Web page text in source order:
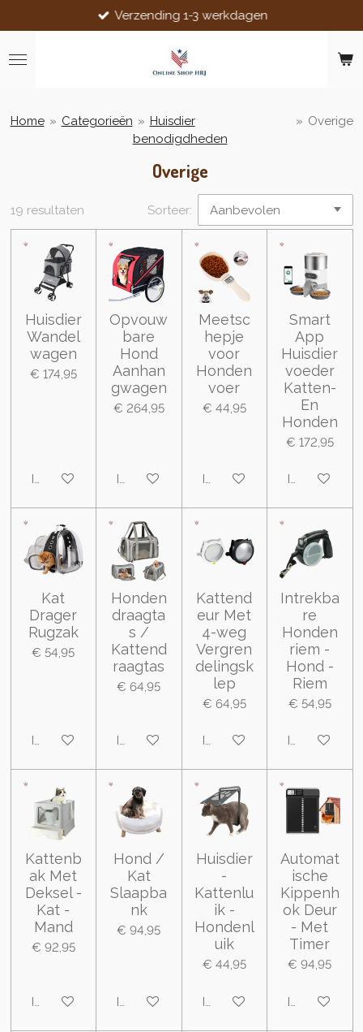
direct
naar
de
Verzending 1-3 werkdagen
Home » Categorieën » Huisdier
benodigdheden
» Overige
Overige
19 resultaten Sorteer:
Huisdier
Wandel
wagen
€ 174,95
In winkelwagen
Opvouw
bare
Hond
Aanhan
gwagen
€ 264,95
In winkelwagen
Meetsc
hepje
voor
Honden
voer
€ 44,95
In winkelwagen
Smart
App
Huisdier
voeder
Katten-
En
Honden
€ 172,95
In
Kat
Drager
Rugzak
€ 54,95
In winkelwagen
Honden
draagta
s /
Kattend
raagtas
€ 64,95
In winkelwagen
Kattend
eur Met
4-weg
Vergren
delingsk
lep
€ 64,95
In winkelwagen
Intrekba
re
Honden
riem -
Hond -
Riem
€ 54,95
In
Kattenb
ak Met
Deksel -
Kat -
Mand
€ 92,95
In winkelwagen
Hond /
Kat
Slaapba
nk
€ 94,95
In winkelwagen
Huisdier
-
Kattenlu
ik -
Hondenl
uik
€ 44,95
In winkelwagen
Automat
ische
Kippenh
ok Deur
- Met
Timer
€ 94,95
In